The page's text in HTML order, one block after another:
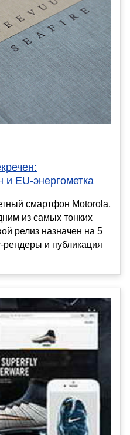
и EU-энергометка
смартфон Motorola,
из самых тонких
релиз назначен на 5
рендеры и публикация